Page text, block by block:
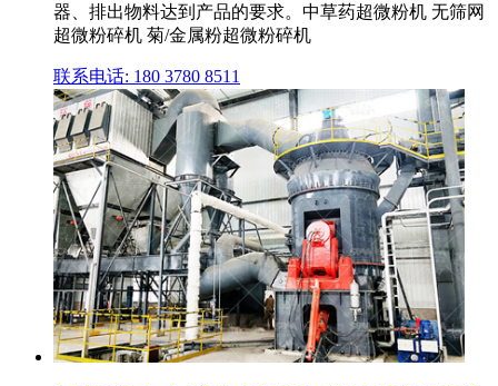
器、排出物料达到产品的要求。中草药超微粉机 无筛网
超微粉碎机 菊/金属粉超微粉碎机
联系电话: 180 3780 8511